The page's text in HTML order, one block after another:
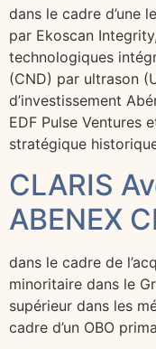
dans le cadre d’une
par Ekoscan
technologiques
(CND) par ultrason
d’investissement
EDF Pulse Ventures
stratégique
CLARIS
ABENEX
dans le cadre de
minoritaire dans le
supérieur dans les
cadre d’un OBO